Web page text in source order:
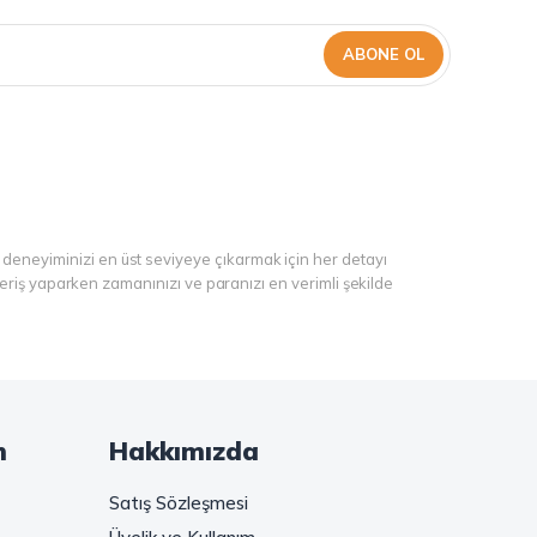
ABONE OL
en üst seviyeye çıkarmak için her detayı
yaparken zamanınızı ve paranızı en verimli şekilde
seçenekler de sizleri bekliyor. Sıcak çikolata ve kahve
Haydi, kahve tutkusunu yeniden keşfedin ve kahve
Hakkımızda
Satış Sözleşmesi